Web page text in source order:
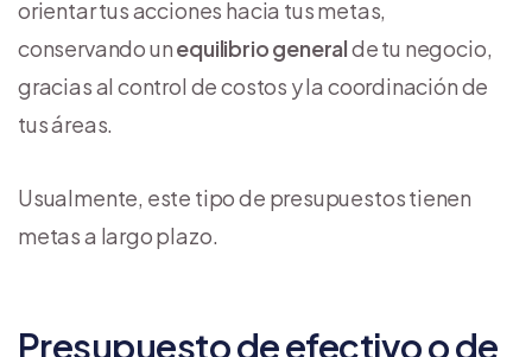
orientar tus acciones hacia tus metas,
conservando unequilibrio generalde tu negocio,
gracias al control de costos y la coordinación de
tus áreas.
Usualmente, este tipo de presupuestos tienen
metas a largo plazo.
Presupuesto de efectivo o de